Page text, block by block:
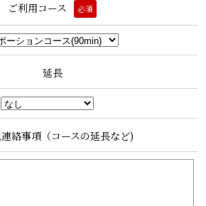
ご利用コース 必須
延長
絡事項（コースの延長など)